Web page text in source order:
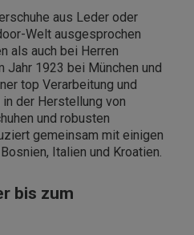
aus Leder oder
Welt ausgesprochen
als auch bei Herren
Jahr 1923 bei München und
top Verarbeitung und
der Herstellung von
und robusten
gemeinsam mit einigen
Italien und Kroatien.
bis zum